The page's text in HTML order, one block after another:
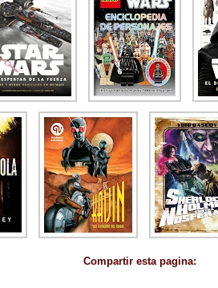
Compartir esta pagina: